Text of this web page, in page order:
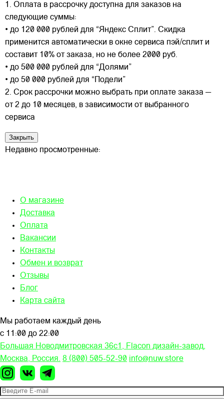
1. Оплата в рассрочку доступна для заказов на
следующие суммы:
• до 120 000 рублей для “Яндекс Сплит”. Скидка
применится автоматически в окне сервиса пэй/сплит и
составит 10% от заказа, но не более 2000 руб.
• до 500 000 рублей для “Долями”
• до 50 000 рублей для “Подели”
2. Срок рассрочки можно выбрать при оплате заказа —
от 2 до 10 месяцев, в зависимости от выбранного
сервиса
Закрыть
Недавно просмотренные:
О магазине
Доставка
Оплата
Вакансии
Контакты
Обмен и возврат
Отзывы
Блог
Карта сайта
Мы работаем каждый день
с 11:00 до 22:00
Большая Новодмитровская 36c1, Flacon дизайн-завод,
Москва, Россия. 8 (800) 505-52-90 info@nuw.store